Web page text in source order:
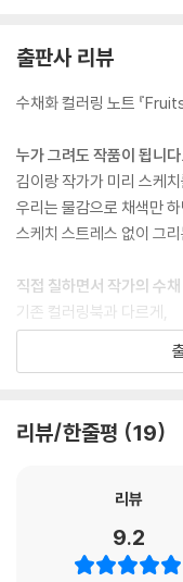
사람은 매일 귀여운 것을
--- 「프롤로그」 중에서
출판사 리뷰
수채화 컬러링 노트 『
누가 그려도 작품이 됩니다.
김이랑 작가가 미리 스케치
우리는 물감으로 채색만 하
스케치 스트레스 없이 그
직접 칠하면서 작가의 수
기존 컬러링북과 다르게,
모든 그림에 세심한 튜토
튜토리얼을 차근차근 따
따로 시간 내서 클래스에
+작가가 채색 과정을 full로
수채화에 딱 맞게!
리뷰/한줄평 19
리뷰
9.2